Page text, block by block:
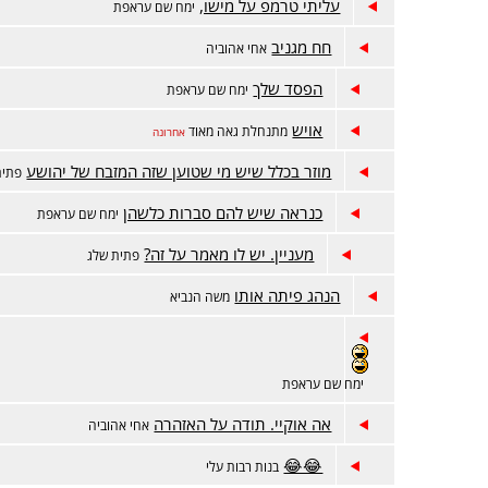
עליתי טרמפ על מישו, ימח שם עראפת
חח מגניב אחי אהוביה
הפסד שלך ימח שם עראפת
אויש מתנחלת גאה מאוד אחרונה
מוזר בכלל שיש מי שטוען שזה המזבח של יהושע
כנראה שיש להם סברות כלשהן ימח שם עראפת
מעניין. יש לו מאמר על זה? פתית שלג
הנהג פיתה אותו משה הנביא
ימח שם עראפת
אה אוקיי. תודה על האזהרה אחי אהוביה
😂😂 בנות רבות עלי